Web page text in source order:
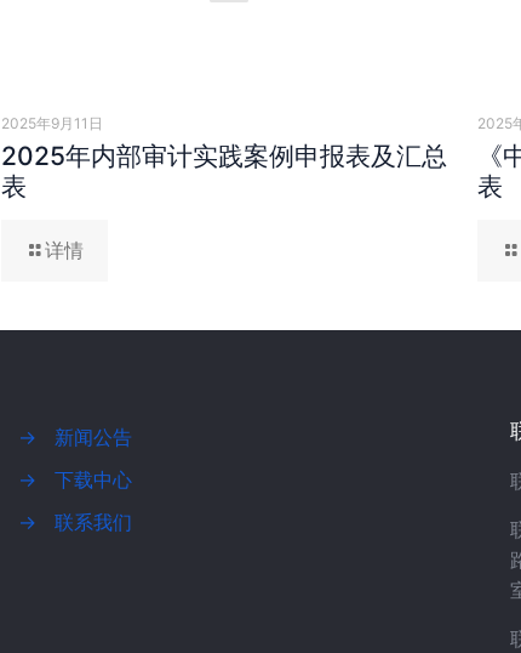
2025年9月11日
2025年内部审计实践案例申报表及汇总
表
详情
2025
表
→
新闻公告
→
下载中心
→
联系我们